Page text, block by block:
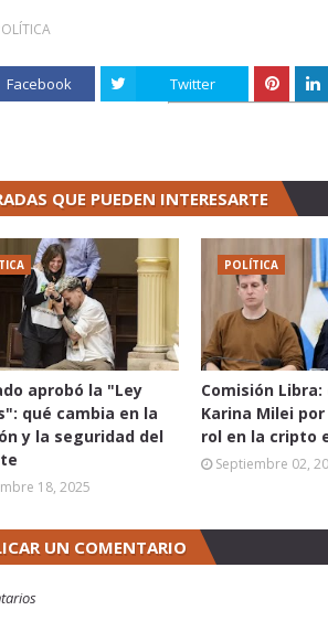
Facebook Twitter
QUE PUEDEN INTERESARTE
aprobó la "Ley
qué cambia en la
y la seguridad del
18, 2025
POLÍTICA
Comisión
Karina Milei
rol en la cripto
Septiembre 02,
UN COMENTARIO